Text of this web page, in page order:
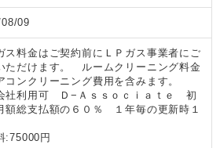
09
ス料金はご契約前にＬＰガス事業者にご
ただけます。 ルームクリーニング料金
コンクリーニング費用を含みます。
社利用可 Ｄ−Ａｓｓｏｃｉａｔｅ 初
額総支払額の６０％ １年毎の更新時１
:75000円